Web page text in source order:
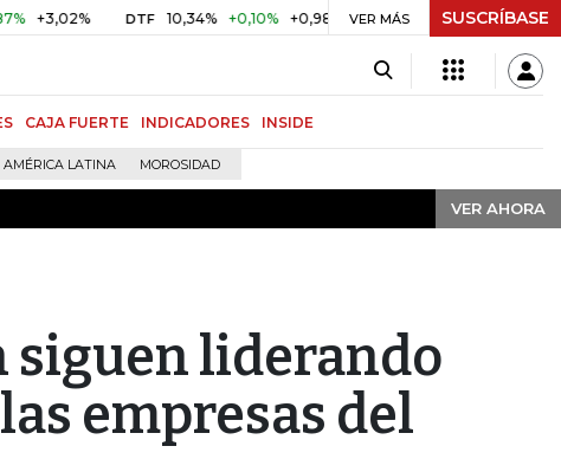
DTF 10,34% +0,10% +0,98% UVR $ 416,86 +$ 0,05 +0,01%
VER MÁS SUSCRÍBASE
CAJA FUERTE INDICADORES INSIDE
AMÉRICA LATINA MOROSIDAD
VER AHORA
VER AHORA
siguen liderando
empresas del